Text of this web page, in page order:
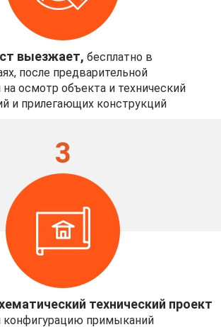
выезжает, бесплатно в
после предварительной
осмотр объекта и технический
и прилегающих конструкций
технический проект
конфигурацию примыканий
3